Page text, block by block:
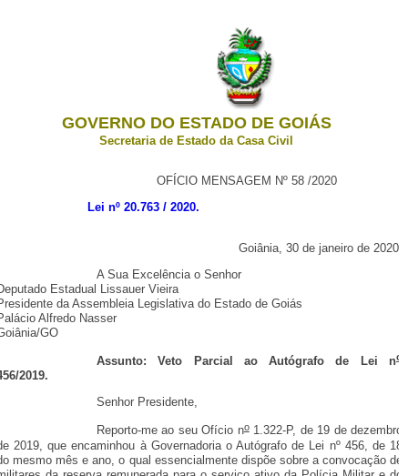
GOVERNO DO ESTADO DE GOIÁS
Secretaria de Estado da Casa Civil
OFÍCIO MENSAGEM Nº 58 /2020
Lei nº 20.763 / 2020.
Goiânia, 30 de janeiro de 2020.
A Sua Excelência o Senhor
Estadual Lissauer Vieira
da Assembleia Legislativa do Estado de Goiás
Alfredo Nasser
GO
Assunto: Veto Parcial ao Autógrafo de Lei no
2019.
Senhor Presidente,
Reporto-me ao seu Ofício no1.322-P, de 19 de dezembro
2019, que encaminhou à Governadoria o Autógrafo de Lei nº 456, de 18
mesmo mês e ano, o qual essencialmente dispõe sobre a convocação de